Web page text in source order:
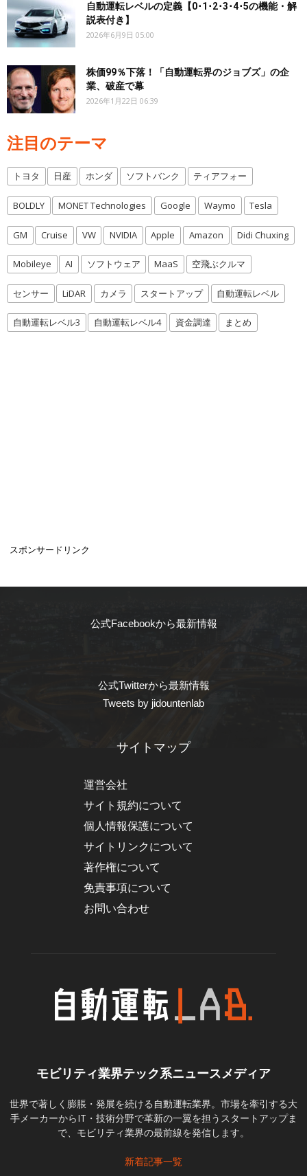
自動運転レベルの定義【0･1･2･3･4･5の機能・解
説表付き】
2026年6月9日 05:00
株価99％下落！「自動運転界のジョブズ」の企
業、破産で幕
2026年1月22日 06:39
注目のテーマ
トヨタ 日産 ホンダ ソフトバンク ティアフォー
BOLDLY MONET Technologies Google Waymo Tesla
GM Cruise VW NVIDIA Apple Amazon Didi Chuxing
Mobileye AI ソフトウェア MaaS 空飛ぶクルマ
センサー LiDAR カメラ スタートアップ 自動運転レベル
自動運転レベル3 自動運転レベル4 資金調達 まとめ
スポンサードリンク
公式Facebookから最新情報
公式Twitterから最新情報
Tweets by jidountenlab
サイトマップ
運営会社
サイト規約について
個人情報保護について
サイトリンクについて
著作権について
免責事項について
お問い合わせ
モビリティ業界テック系ニュースメディア
世界で著しく膨脹・発展を続ける自動運転業界。市場を牽引する大
手メーカーからIT・技術分野で革新の一翼を担うスタートアップま
で、モビリティ業界の最前線を発信します。
新着記事一覧